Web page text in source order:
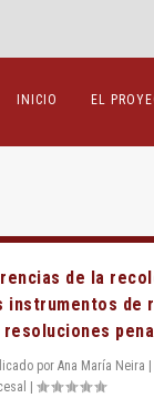
INICIO EL
de la
instrumentos de
resoluciones
porAna María Neira
|